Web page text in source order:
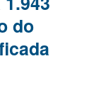
do